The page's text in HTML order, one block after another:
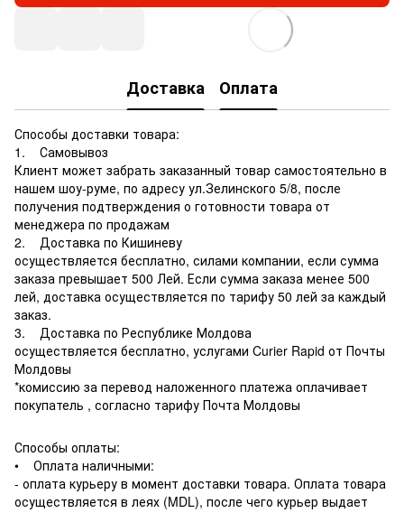
Доставка Оплата
Способы доставки товара:
1. Самовывоз
Клиент может забрать заказанный товар самостоятельно в
нашем шоу-руме, по адресу ул.Зелинского 5/8, после
получения подтверждения о готовности товара от
менеджера по продажам
2. Доставка по Кишиневу
осуществляется бесплатно, силами компании, если сумма
заказа превышает 500 Лей. Если сумма заказа менее 500
лей, доставка осуществляется по тарифу 50 лей за каждый
заказ.
3. Доставка по Республике Молдова
осуществляется бесплатно, услугами Curier Rapid от Почты
Молдовы
*комиссию за перевод наложенного платежа оплачивает
покупатель , согласно тарифу Почта Молдовы
Способы оплаты:
• Оплата наличными:
- оплата курьеру в момент доставки товара. Оплата товара
осуществляется в леях (MDL), после чего курьер выдает